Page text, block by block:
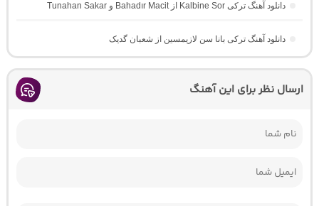
دانلود آهنگ ترکی Kalbine Sor از Bahadır Macit و Tunahan Sakar
دانلود آهنگ ترکی بانا سن لازیمسین از شعبان گدیک
ارسال نظر برای این آهنگ